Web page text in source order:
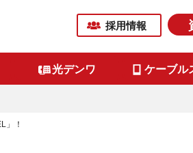
採用情報
光デンワ ケーブル
」！